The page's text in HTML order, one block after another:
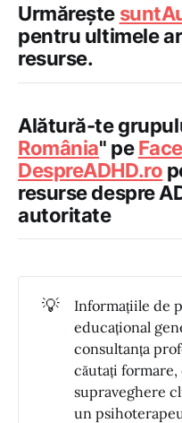
Urmărește
pentru ultimele
resurse.
Alătură-te
România" pe
DespreADHD.ro
resurse despre
autoritate
💡
Informațiile de
educațional
consultanța
căutați
supraveghere
un